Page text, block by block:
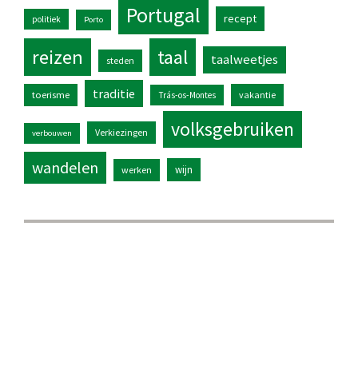
politiek Porto Portugal recept
reizen steden taal taalweetjes
toerisme traditie Trás-os-Montes vakantie
verbouwen Verkiezingen volksgebruiken
wandelen werken wijn